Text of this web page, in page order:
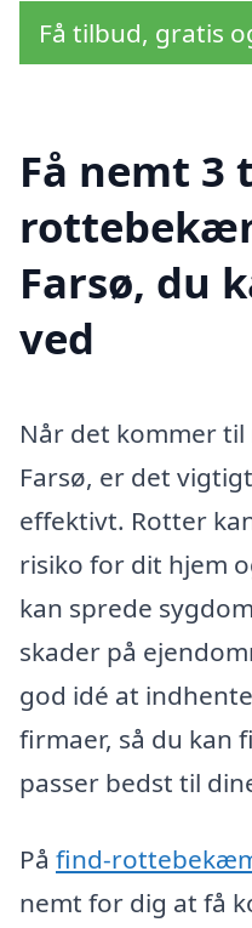
Få tilbud, gratis
Få nemt 3
Farsø, du
ved
Når det kommer
Farsø, er det
effektivt. Rotter
risiko for dit hjem
kan sprede
skader på
god idé at
firmaer, så du kan
passer bedst til
På find-
nemt for dig at få